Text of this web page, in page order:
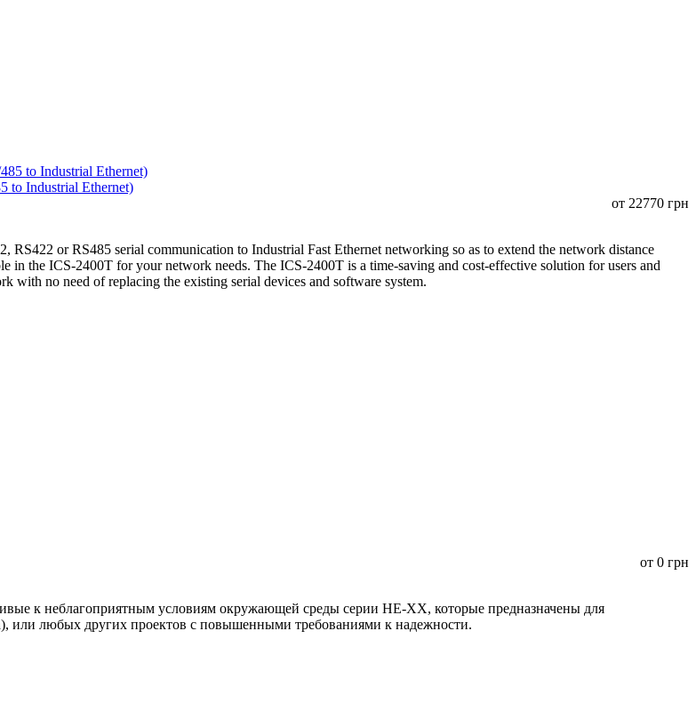
to Industrial Ethernet)
от 22770 грн
or RS485 serial communication to Industrial Fast Ethernet networking so as to extend the network distance
the ICS-2400T for your network needs. The ICS-2400T is a time-saving and cost-effective solution for users and
with no need of replacing the existing serial devices and software system.
от 0 грн
к неблагоприятным условиям окружающей среды серии HE-XX, которые предназначены для
или любых других проектов с повышенными требованиями к надежности.